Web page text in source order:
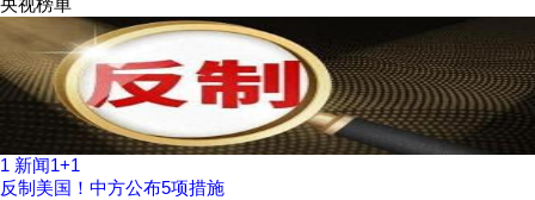
央视榜单
1 新闻1+1
反制美国！中方公布5项措施